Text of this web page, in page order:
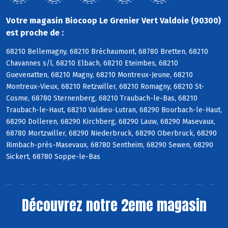
Votre magasin Biocoop Le Grenier Vert Valdoie (90300)
est proche de :
68210 Bellemagny, 68210 Bréchaumont, 68780 Bretten, 68210
Chavannes s/l, 68210 Elbach, 68210 Eteimbes, 68210
Guevenatten, 68210 Magny, 68210 Montreux-Jeune, 68210
Montreux-Vieux, 68210 Retzwiller, 68210 Romagny, 68210 St-
Cosme, 68780 Sternenberg, 68210 Traubach-le-Bas, 68210
Traubach-le-Haut, 68210 Valdieu-Lutran, 68290 Bourbach-le-Haut,
68290 Dolleren, 68290 Kirchberg, 68290 Lauw, 68290 Masevaux,
68780 Mortzwiller, 68290 Niederbruck, 68290 Oberbruck, 68290
Rimbach-près-Masevaux, 68780 Sentheim, 68290 Sewen, 68290
Sickert, 68780 Soppe-le-Bas
Découvrez notre 2eme magasin